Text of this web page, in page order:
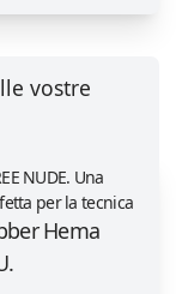
vostre
NUDE. Una
per la tecnica
Hema